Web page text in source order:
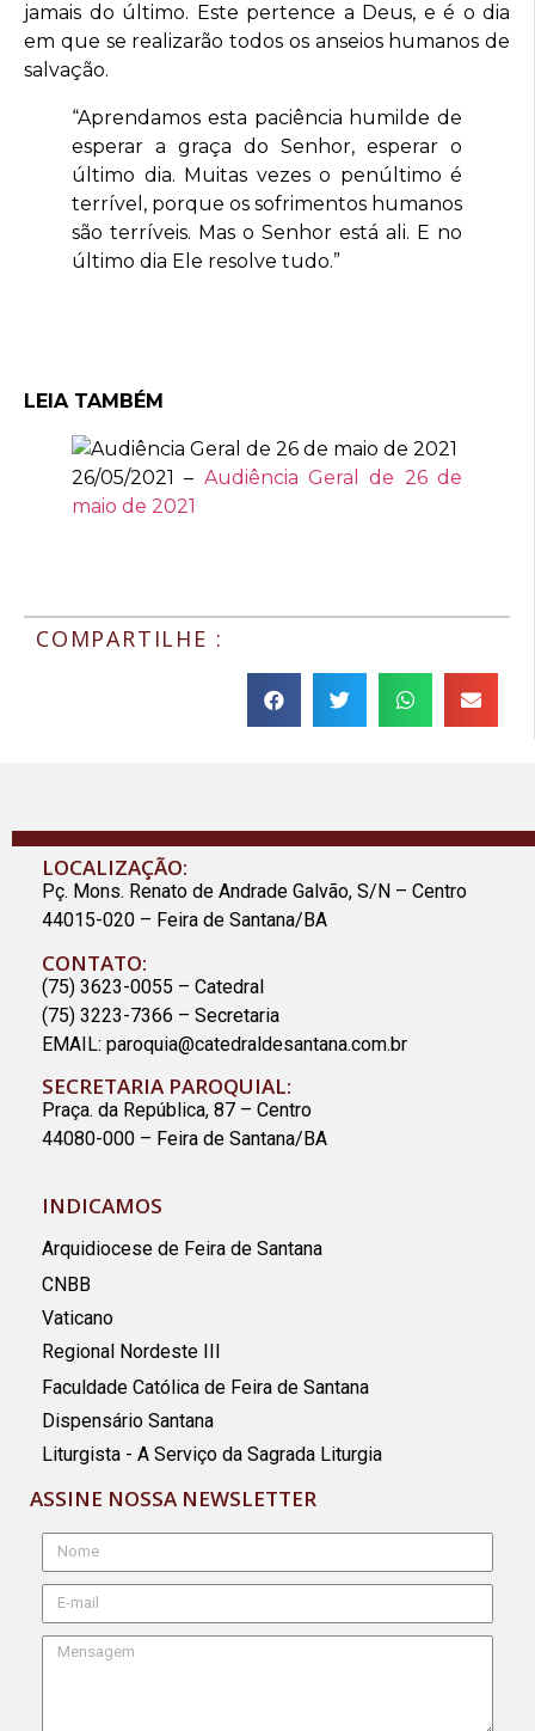
jamais do último. Este pertence a Deus, e é o dia
em que se realizarão todos os anseios humanos de
salvação.
“Aprendamos esta paciência humilde de
esperar a graça do Senhor, esperar o
último dia. Muitas vezes o penúltimo é
terrível, porque os sofrimentos humanos
são terríveis. Mas o Senhor está ali. E no
último dia Ele resolve tudo.”
LEIA TAMBÉM
26/05/2021 – Audiência Geral de 26 de
maio de 2021
COMPARTILHE :
LOCALIZAÇÃO:
Pç. Mons. Renato de Andrade Galvão, S/N – Centro
44015-020 – Feira de Santana/BA
CONTATO:
(75) 3623-0055 – Catedral
(75) 3223-7366 – Secretaria
EMAIL: paroquia@catedraldesantana.com.br
SECRETARIA PAROQUIAL:
Praça. da República, 87 – Centro
44080-000 – Feira de Santana/BA
INDICAMOS
Arquidiocese de Feira de Santana
CNBB
Vaticano
Regional Nordeste III
Faculdade Católica de Feira de Santana
Dispensário Santana
Liturgista - A Serviço da Sagrada Liturgia
ASSINE NOSSA NEWSLETTER